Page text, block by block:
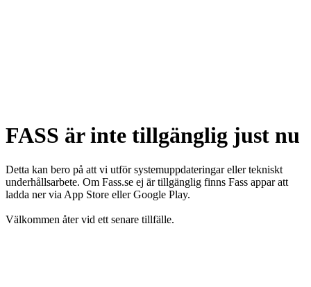
FASS är inte tillgänglig just nu
Detta kan bero på att vi utför systemuppdateringar eller tekniskt
underhållsarbete. Om Fass.se ej är tillgänglig finns Fass appar att
ladda ner via App Store eller Google Play.
Välkommen åter vid ett senare tillfälle.